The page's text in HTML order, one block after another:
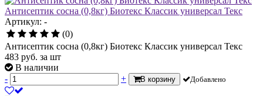
Антисептик сосна (0,8кг) Биотекс Классик универсал Текс
Артикул: -
(0)
Антисептик сосна (0,8кг) Биотекс Классик универсал Текс
483 руб. за шт
В наличии
-
+ В корзину Добавлено